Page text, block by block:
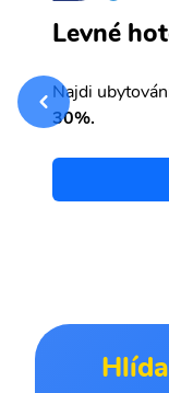
Levné
Najdi
30%.